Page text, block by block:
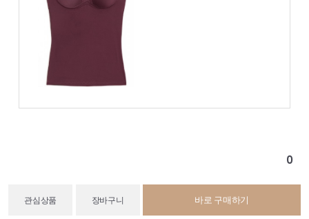
0
관심상품 장바구니 바로 구매하기